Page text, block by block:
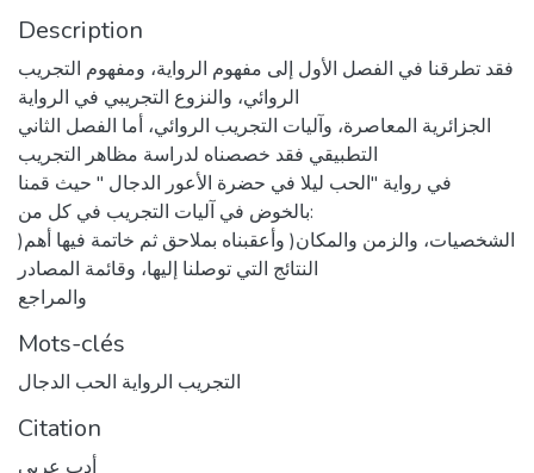
Description
فقد تطرقنا في الفصل الأول إلى مفهوم الرواية، ومفهوم التجريب
الروائي، والنزوع التجريبي في الرواية
الجزائرية المعاصرة، وآليات التجريب الروائي، أما الفصل الثاني
التطبيقي فقد خصصناه لدراسة مظاهر التجريب
في رواية "الحب ليلا في حضرة الأعور الدجال " حيث قمنا
بالخوض في آليات التجريب في كل من:
)الشخصيات، والزمن والمكان( وأعقبناه بملاحق ثم خاتمة فيها أهم
النتائج التي توصلنا إليها، وقائمة المصادر
والمراجع
Mots-clés
التجريب الرواية الحب الدجال
Citation
أدب عربي